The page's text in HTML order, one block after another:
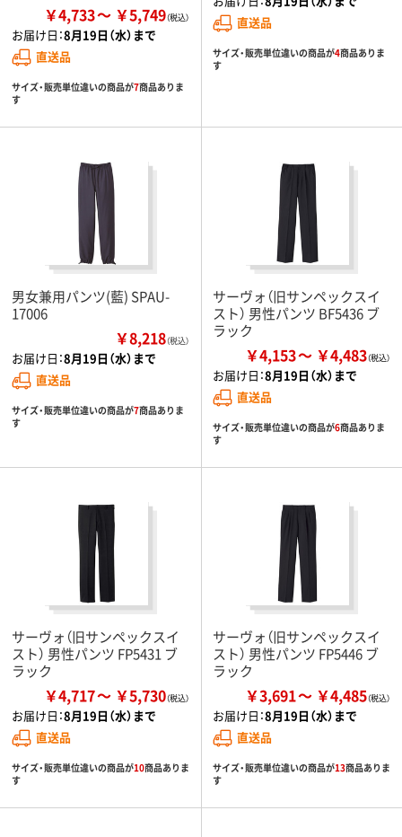
￥4,733 ￥5,749
お届け日：8月19日（水）まで
直送品
サイズ・販売単位違いの商品が7商品ありま
す
直送品
サイズ・販売単位違いの商品が4商品ありま
す
男女兼用パンツ(藍) SPAU-
17006
￥8,218（税込）
お届け日：8月19日（水）まで
直送品
サイズ・販売単位違いの商品が7商品ありま
す
サーヴォ（旧サンペックスイ
スト） 男性パンツ BF5436 ブ
ラック
￥4,153 ￥4,483
お届け日：8月19日（水）まで
直送品
サイズ・販売単位違いの商品が6商品ありま
す
サーヴォ（旧サンペックスイ
スト） 男性パンツ FP5431 ブ
ラック
￥4,717 ￥5,730
お届け日：8月19日（水）まで
直送品
サイズ・販売単位違いの商品が10商品ありま
す
サーヴォ（旧サンペックスイ
スト） 男性パンツ FP5446 ブ
ラック
￥3,691 ￥4,485
お届け日：8月19日（水）まで
直送品
サイズ・販売単位違いの商品が13商品ありま
す